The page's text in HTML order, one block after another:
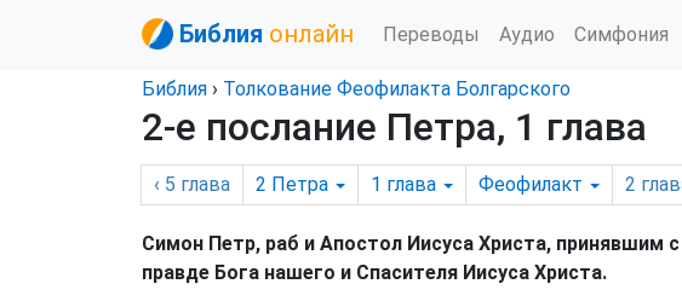
Библия онлайн Переводы Аудио Симфония
Библия › Толкование Феофилакта Болгарского
2-е послание Петра, 1 глава
‹ 5 глава 2 Петра 1 глава Феофилакт 2
Симон Петр, раб и Апостол Иисуса Христа, принявшим
правде Бога нашего и Спасителя Иисуса Христа.